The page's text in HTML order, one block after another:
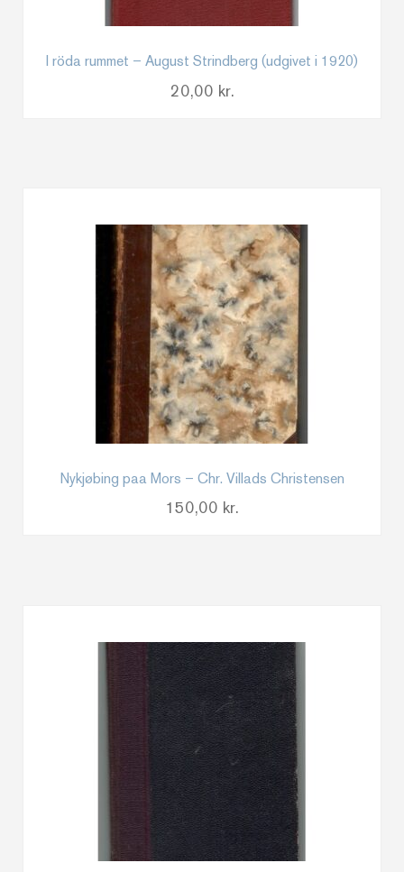
I röda rummet – August Strindberg (udgivet i 1920)
20,00 kr.
Nykjøbing paa Mors – Chr. Villads Christensen
150,00 kr.